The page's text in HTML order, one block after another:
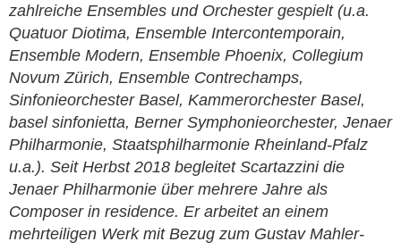
zahlreiche Ensembles und Orchester gespielt (u.a.
Quatuor Diotima, Ensemble Intercontemporain,
Ensemble Modern, Ensemble Phoenix, Collegium
Novum Zürich, Ensemble Contrechamps,
Sinfonieorchester Basel, Kammerorchester Basel,
basel sinfonietta, Berner Symphonieorchester, Jenaer
Philharmonie, Staatsphilharmonie Rheinland-Pfalz
u.a.). Seit Herbst 2018 begleitet Scartazzini die
Jenaer Philharmonie über mehrere Jahre als
Composer in residence. Er arbeitet an einem
mehrteiligen Werk mit Bezug zum Gustav Mahler-